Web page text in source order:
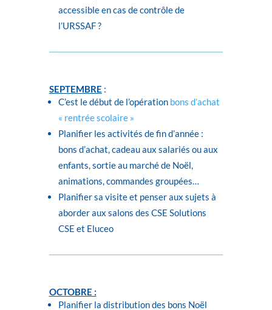
accessible en cas de contrôle de
l’URSSAF ?
SEPTEMBRE :
C’est le début de l’opération bons d’achat
« rentrée scolaire »
Planifier les activités de fin d’année :
bons d’achat, cadeau aux salariés ou aux
enfants, sortie au marché de Noël,
animations, commandes groupées…
Planifier sa visite et penser aux sujets à
aborder aux salons des CSE Solutions
CSE et Eluceo
OCTOBRE :
Planifier la distribution des bons Noël